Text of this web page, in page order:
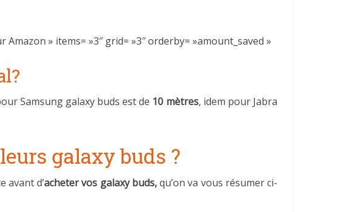
» items= »3″ grid= »3″ orderby= »amount_saved »
Samsung galaxy buds est de 10 mètres, idem pour Jabra
galaxy buds ?
avant d’acheter vos galaxy buds,qu’on va vous résumer ci-